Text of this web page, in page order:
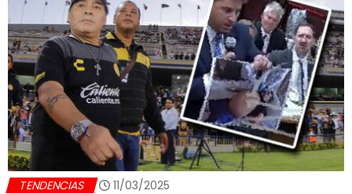
TENDENCIAS 11/03/2025